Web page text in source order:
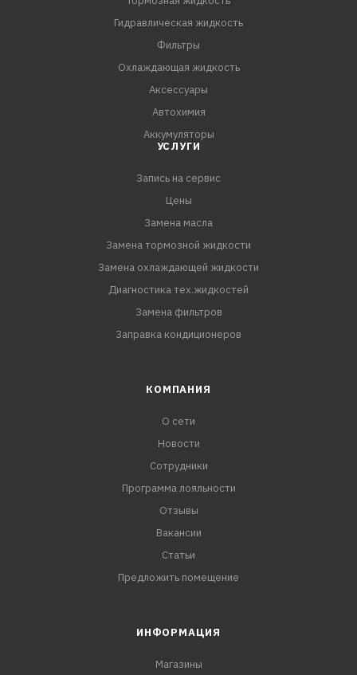
- Обладает антистатическими свойствами
- Восстанавливает первоначальный цвет
Гидравлическая жидкость
Фильтры
Охлаждающая жидкость
Аксессуары
Автохимия
Аккумуляторы
УСЛУГИ
Запись на сервис
Цены
Замена масла
Замена тормозной жидкости
Замена охлаждающей жидкости
Диагностика тех.жидкостей
Замена фильтров
Заправка кондиционеров
КОМПАНИЯ
О сети
Новости
Сотрудники
Программа лояльности
Отзывы
Вакансии
Статьи
Предложить помещение
ИНФОРМАЦИЯ
Магазины